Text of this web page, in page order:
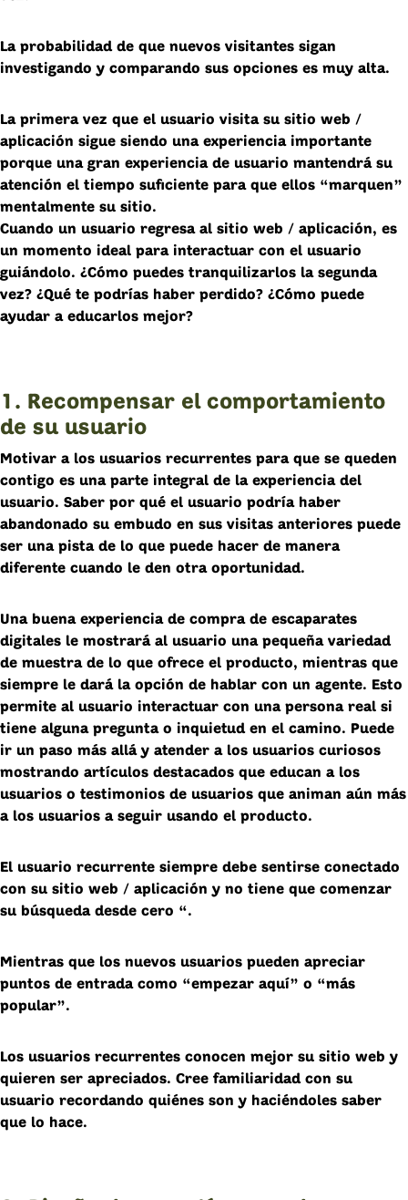
La probabilidad de que nuevos visitantes sigan
investigando y comparando sus opciones es muy alta.
La primera vez que el usuario visita su sitio web /
aplicación sigue siendo una experiencia importante
porque una gran experiencia de usuario mantendrá su
atención el tiempo suficiente para que ellos “marquen”
mentalmente su sitio.
Cuando un usuario regresa al sitio web / aplicación, es
un momento ideal para interactuar con el usuario
guiándolo. ¿Cómo puedes tranquilizarlos la segunda
vez? ¿Qué te podrías haber perdido? ¿Cómo puede
ayudar a educarlos mejor?
1. Recompensar el comportamiento
de su usuario
Motivar a los usuarios recurrentes para que se queden
contigo es una parte integral de la experiencia del
usuario. Saber por qué el usuario podría haber
abandonado su embudo en sus visitas anteriores puede
ser una pista de lo que puede hacer de manera
diferente cuando le den otra oportunidad.
Una buena experiencia de compra de escaparates
digitales le mostrará al usuario una pequeña variedad
de muestra de lo que ofrece el producto, mientras que
siempre le dará la opción de hablar con un agente. Esto
permite al usuario interactuar con una persona real si
tiene alguna pregunta o inquietud en el camino. Puede
ir un paso más allá y atender a los usuarios curiosos
mostrando artículos destacados que educan a los
usuarios o testimonios de usuarios que animan aún más
a los usuarios a seguir usando el producto.
El usuario recurrente siempre debe sentirse conectado
con su sitio web / aplicación y no tiene que comenzar
su búsqueda desde cero “.
Mientras que los nuevos usuarios pueden apreciar
puntos de entrada como “empezar aquí” o “más
popular”.
Los usuarios recurrentes conocen mejor su sitio web y
quieren ser apreciados. Cree familiaridad con su
usuario recordando quiénes son y haciéndoles saber
que lo hace.